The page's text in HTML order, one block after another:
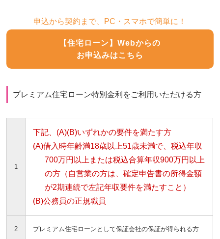
申込から契約まで、PC・スマホで簡単に！
【住宅ローン】Webからの
お申込みはこちら
プレミアム住宅ローン特別金利をご利用いただける方
1
下記、(A)(B)いずれかの要件を満たす方
(A)借入時年齢満18歳以上51歳未満で、税込年収
700万円以上または税込合算年収900万円以上
の方（自営業の方は、確定申告書の所得金額
が2期連続で左記年収要件を満たすこと）
(B)公務員の正規職員
2 プレミアム住宅ローンとして保証会社の保証が得られる方